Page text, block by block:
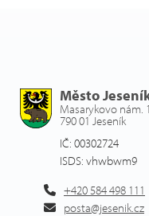
Město
Masarykovo nám.
790 01 Jeseník
IČ: 00302724
ISDS: vhwbwm9
+420 584 498 111
posta@jesenik.cz